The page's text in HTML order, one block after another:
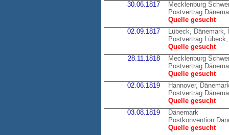
30.06.1817
Mecklenburg
Postvertrag
Quelle gesucht
02.09.1817
Lübeck, Dänemark,
Postvertrag
Quelle gesucht
28.11.1818
Mecklenburg
Postvertrag
Quelle gesucht
02.06.1819
Hannover,
Postvertrag
Quelle gesucht
03.08.1819
Dänemark
Postkonvention
Quelle gesucht